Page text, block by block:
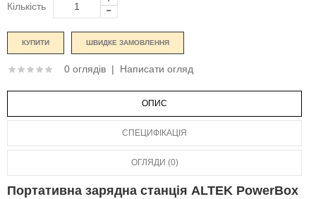
Кількість
ШВИДКЕ ЗАМОВЛЕННЯ
0 оглядів | Написати огляд
ОПИС
СПЕЦИФІКАЦІЯ
ОГЛЯДИ (0)
Портативна зарядна станція ALTEK PowerBox